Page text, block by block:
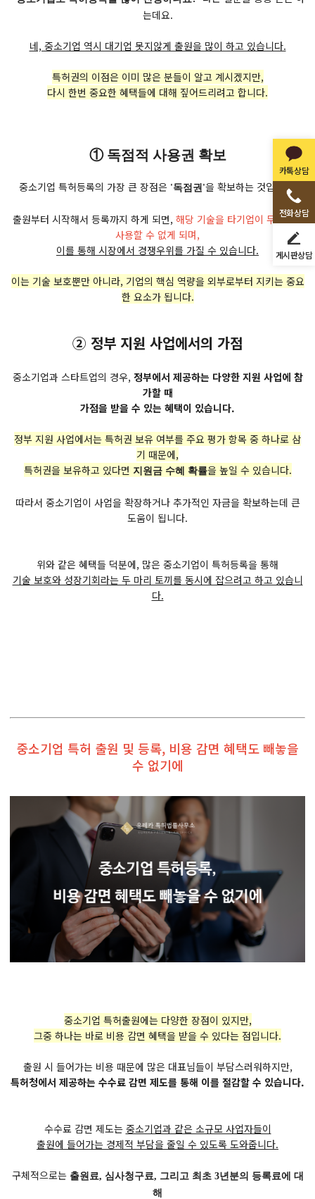
카톡상담
전화상담
게시판상담
는데요.
네, 중소기업 역시 대기업 못지않게 출원을 많이 하고 있습니다.
특허권의 이점은 이미 많은 분들이 알고 계시겠지만,
다시 한번 중요한 혜택들에 대해 짚어드리려고 합니다.
① 독점적 사용권 확보
중소기업 특허등록의 가장 큰 장점은 '독점권'을 확보하는 것입니다.
출원부터 시작해서 등록까지 하게 되면, 해당 기술을 타기업이 무단으로
사용할 수 없게 되며,
이를 통해 시장에서 경쟁우위를 가질 수 있습니다.
이는 기술 보호뿐만 아니라, 기업의 핵심 역량을 외부로부터 지키는 중요
한 요소가 됩니다.
② 정부 지원 사업에서의 가점
중소기업과 스타트업의 경우, 정부에서 제공하는 다양한 지원 사업에 참
가할 때
가점을 받을 수 있는 혜택이 있습니다.
정부 지원 사업에서는 특허권 보유 여부를 주요 평가 항목 중 하나로 삼
기 때문에,
특허권을 보유하고 있다면 지원금 수혜 확률을 높일 수 있습니다.
따라서 중소기업이 사업을 확장하거나 추가적인 자금을 확보하는데 큰
도움이 됩니다.
위와 같은 혜택들 덕분에, 많은 중소기업이 특허등록을 통해
기술 보호와 성장기회라는 두 마리 토끼를 동시에 잡으려고 하고 있습니
다.
중소기업 특허 출원 및 등록, 비용 감면 혜택도 빼놓을
수 없기에
중소기업 특허출원에는 다양한 장점이 있지만,
그중 하나는 바로 비용 감면 혜택을 받을 수 있다는 점입니다.
출원 시 들어가는 비용 때문에 많은 대표님들이 부담스러워하지만,
특허청에서 제공하는 수수료 감면 제도를 통해 이를 절감할 수 있습니다.
수수료 감면 제도는 중소기업과 같은 소규모 사업자들이
출원에 들어가는 경제적 부담을 줄일 수 있도록 도와줍니다.
구체적으로는 출원료, 심사청구료, 그리고 최초 3년분의 등록료에 대
해